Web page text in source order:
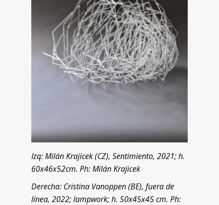
Izq: Milán Krajicek (CZ), Sentimiento, 2021; h.
60x46x52cm. Ph: Milán Krajicek
Derecha: Cristina Vanoppen (BE), fuera de
línea, 2022; lampwork; h. 50x45x45 cm. Ph: